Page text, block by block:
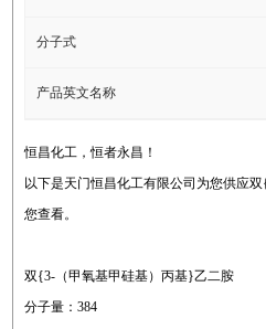
分子式
产品英文名称
恒昌化工，恒者永昌！
以下是天门恒昌化工有限公司为您供应
您查看。
双{3-（甲氧基甲硅基）丙基}乙二胺
分子量：384